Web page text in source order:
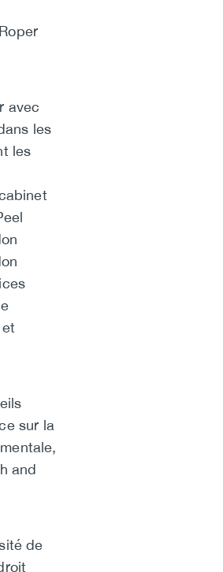
avec
les
les
sur la
and
de